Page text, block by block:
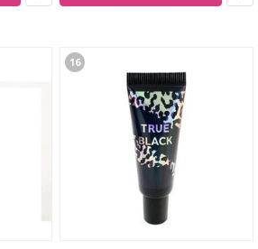
16